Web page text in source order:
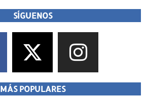
SÍGUENOS
MÁS POPULARES